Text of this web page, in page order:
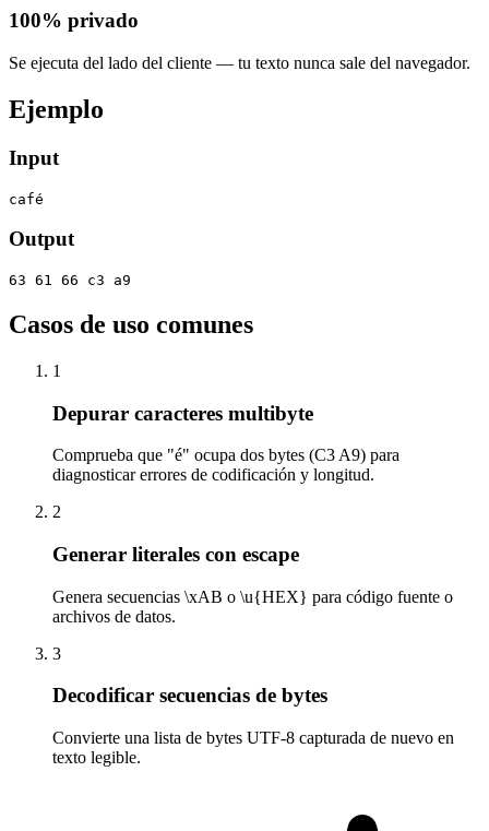
100% privado
Se ejecuta del lado del cliente — tu texto nunca sale del navegador.
Ejemplo
Input
café
Output
63 61 66 c3 a9
Casos de uso comunes
1
Depurar caracteres multibyte
Comprueba que "é" ocupa dos bytes (C3 A9) para
diagnosticar errores de codificación y longitud.
2
Generar literales con escape
Genera secuencias \xAB o \u{HEX} para código fuente o
archivos de datos.
3
Decodificar secuencias de bytes
Convierte una lista de bytes UTF-8 capturada de nuevo en
texto legible.